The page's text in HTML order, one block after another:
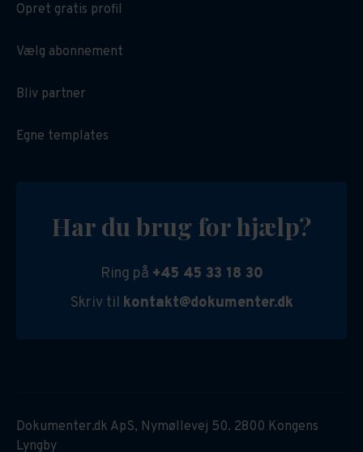
Opret gratis profil
Vælg abonnement
Bliv partner
Egne templates
Har du brug for hjælp?
Ring på +45 45 33 18 30
Skriv til kontakt@dokumenter.dk
Dokumenter.dk ApS, Nymøllevej 50. 2800 Kongens
Lyngby